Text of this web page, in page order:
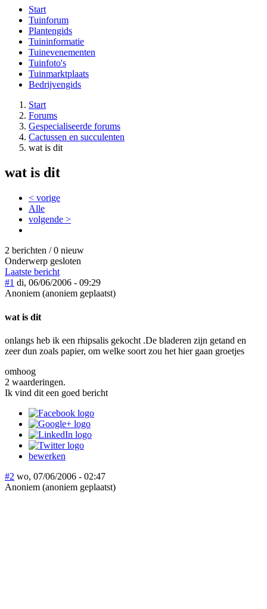
Start
Tuinforum
Plantengids
Tuininformatie
Tuinevenementen
Tuinfoto's
Tuinmarktplaats
Bedrijvengids
Start
Forums
Gespecialiseerde forums
Cactussen en succulenten
wat is dit
wat is dit
< vorige
Alle
volgende >
2 berichten / 0 nieuw
Onderwerp gesloten
Laatste bericht
#1 di, 06/06/2006 - 09:29
Anoniem (anoniem geplaatst)
wat is dit
onlangs heb ik een rhipsalis gekocht .De bladeren zijn getand en
zeer dun zoals papier, om welke soort zou het hier gaan groetjes
omhoog
2 waarderingen.
Ik vind dit een goed bericht
bewerken
#2 wo, 07/06/2006 - 02:47
Anoniem (anoniem geplaatst)